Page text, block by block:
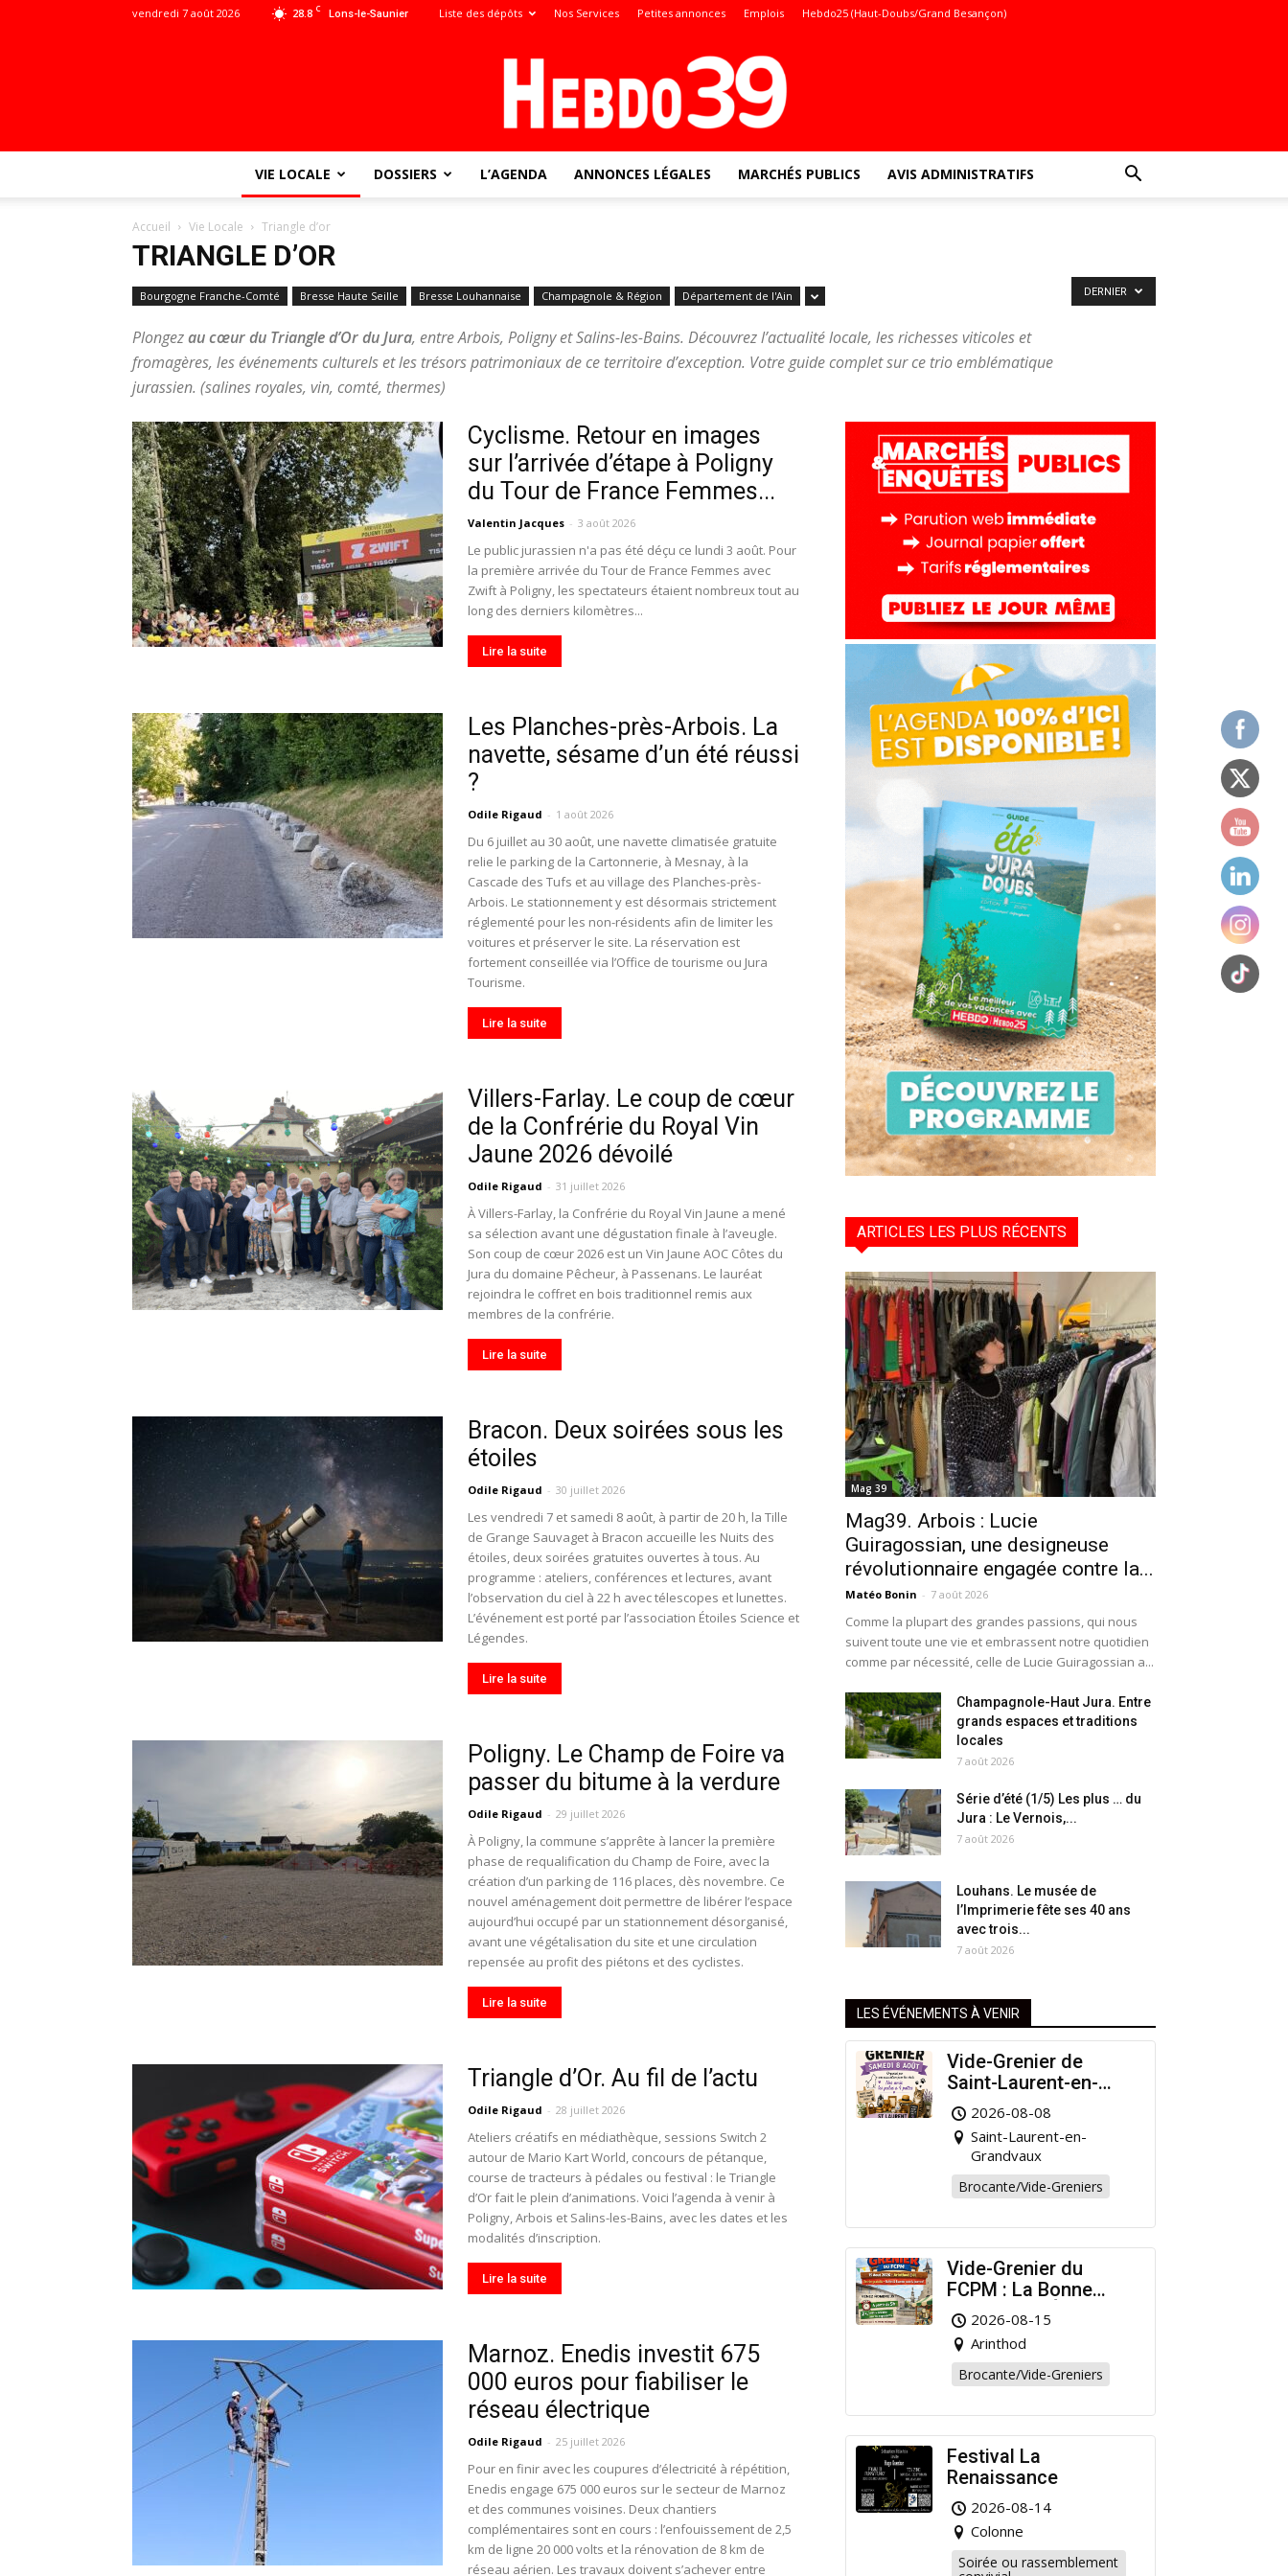
28.8 C Lons-le-Saunier
vendredi 7 août 2026 Liste des dépôts Nos Services Petites annonces Emplois Hebdo25 (Haut-Doubs/Grand Besançon)
toute
l'info
Hebdo39
VIE LOCALE DOSSIERS L’AGENDA ANNONCES LÉGALES MARCHÉS PUBLICS AVIS ADMINISTRATIFS
Accueil Vie Locale Triangle d’or
TRIANGLE D’OR
Bourgogne Franche-Comté Bresse Haute Seille Bresse Louhannaise Champagnole & Région Département de l'Ain
Plongezau cœur du Triangle d’Or du Jura, entre Arbois, Poligny et Salins-les-Bains. Découvrez l’actualité locale, les richesses viticoles et
fromagères, les événements culturels et les trésors patrimoniaux de ce territoire d’exception. Votre guide complet sur ce trio emblématique
jurassien. (salines royales, vin, comté, thermes)
DERNIER
Cyclisme. Retour en images
sur l’arrivée d’étape à Poligny
du Tour de France Femmes...
Valentin Jacques - 3 août 2026
Le public jurassien n'a pas été déçu ce lundi 3 août. Pour
la première arrivée du Tour de France Femmes avec
Zwift à Poligny, les spectateurs étaient nombreux tout au
long des derniers kilomètres...
Lire la suite
Les Planches-près-Arbois. La
navette, sésame d’un été réussi
?
Odile Rigaud - 1 août 2026
Du 6 juillet au 30 août, une navette climatisée gratuite
relie le parking de la Cartonnerie, à Mesnay, à la
Cascade des Tufs et au village des Planches-près-
Arbois. Le stationnement y est désormais strictement
réglementé pour les non-résidents afin de limiter les
voitures et préserver le site. La réservation est
fortement conseillée via l’Office de tourisme ou Jura
Tourisme.
Lire la suite
Villers-Farlay. Le coup de cœur
de la Confrérie du Royal Vin
Jaune 2026 dévoilé
Odile Rigaud - 31 juillet 2026
À Villers-Farlay, la Confrérie du Royal Vin Jaune a mené
sa sélection avant une dégustation finale à l’aveugle.
Son coup de cœur 2026 est un Vin Jaune AOC Côtes du
Jura du domaine Pêcheur, à Passenans. Le lauréat
rejoindra le coffret en bois traditionnel remis aux
membres de la confrérie.
Lire la suite
Bracon. Deux soirées sous les
étoiles
Odile Rigaud - 30 juillet 2026
Les vendredi 7 et samedi 8 août, à partir de 20 h, la Tille
de Grange Sauvaget à Bracon accueille les Nuits des
étoiles, deux soirées gratuites ouvertes à tous. Au
programme : ateliers, conférences et lectures, avant
l’observation du ciel à 22 h avec télescopes et lunettes.
L’événement est porté par l’association Étoiles Science et
Légendes.
Lire la suite
Poligny. Le Champ de Foire va
passer du bitume à la verdure
Odile Rigaud - 29 juillet 2026
À Poligny, la commune s’apprête à lancer la première
phase de requalification du Champ de Foire, avec la
création d’un parking de 116 places, dès novembre. Ce
nouvel aménagement doit permettre de libérer l’espace
aujourd’hui occupé par un stationnement désorganisé,
avant une végétalisation du site et une circulation
repensée au profit des piétons et des cyclistes.
Lire la suite
Triangle d’Or. Au fil de l’actu
Odile Rigaud - 28 juillet 2026
Ateliers créatifs en médiathèque, sessions Switch 2
autour de Mario Kart World, concours de pétanque,
course de tracteurs à pédales ou festival : le Triangle
d’Or fait le plein d’animations. Voici l’agenda à venir à
Poligny, Arbois et Salins-les-Bains, avec les dates et les
modalités d’inscription.
Lire la suite
Marnoz. Enedis investit 675
000 euros pour fiabiliser le
réseau électrique
Odile Rigaud - 25 juillet 2026
Pour en finir avec les coupures d’électricité à répétition,
Enedis engage 675 000 euros sur le secteur de Marnoz
et des communes voisines. Deux chantiers
complémentaires sont en cours : l’enfouissement de 2,5
km de ligne 20 000 volts et la rénovation de 8 km de
réseau aérien. Les travaux doivent s’achever entre
ARTICLES LES PLUS RÉCENTS
Mag 39
Mag39. Arbois : Lucie
Guiragossian, une designeuse
révolutionnaire engagée contre la...
Matéo Bonin - 7 août 2026
Comme la plupart des grandes passions, qui nous
suivent toute une vie et embrassent notre quotidien
comme par nécessité, celle de Lucie Guiragossian a...
Champagnole-Haut Jura. Entre
grands espaces et traditions
locales
7 août 2026
Série d’été (1/5) Les plus … du
Jura : Le Vernois,...
7 août 2026
Louhans. Le musée de
l’Imprimerie fête ses 40 ans
avec trois...
7 août 2026
LES ÉVÉNEMENTS À VENIR
Vide-Grenier de
Saint-Laurent-en-
Grandvaux : Venez
chiner pour la bonne
cause !
2026-08-08
Saint-Laurent-en-
Grandvaux
Brocante/Vide-Greniers
Vide-Grenier du
FCPM : La Bonne
Affaire de l’Été à
Arinthod !
2026-08-15
Arinthod
Brocante/Vide-Greniers
Festival La
Renaissance
2026-08-14
Colonne
Soirée ou rassemblement